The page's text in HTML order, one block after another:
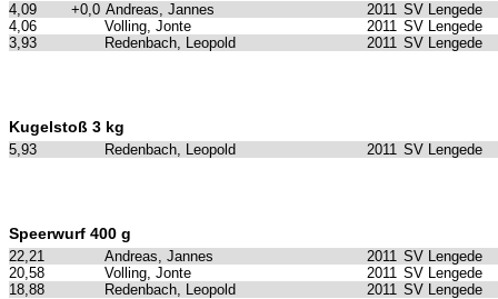
4,09 +0,0 Andreas, Jannes 2011 SV Lengede
4,06
Volling, Jonte 2011 SV Lengede
3,93
Redenbach, Leopold 2011 SV Lengede
Kugelstoß 3 kg
5,93 Redenbach, Leopold 2011 SV Lengede
Speerwurf 400 g
22,21 Andreas, Jannes 2011 SV Lengede
20,58
Volling, Jonte 2011 SV Lengede
18,88
Redenbach, Leopold 2011 SV Lengede